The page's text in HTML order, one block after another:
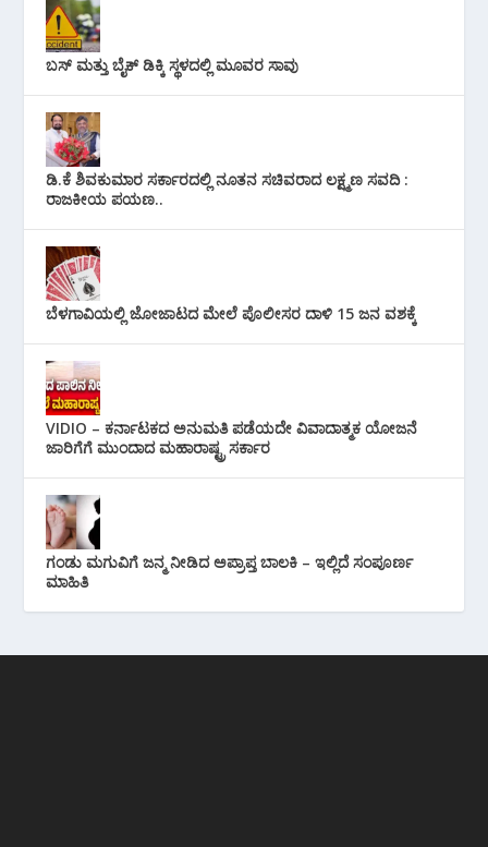
ಬಸ್ ಮತ್ತು ಬೈಕ್ ಡಿಕ್ಕಿ ಸ್ಥಳದಲ್ಲಿ ಮೂವರ ಸಾವು
ಡಿ.ಕೆ ಶಿವಕುಮಾರ ಸರ್ಕಾರದಲ್ಲಿ ನೂತನ ಸಚಿವರಾದ ಲಕ್ಷ್ಮಣ ಸವದಿ :
ರಾಜಕೀಯ ಪಯಣ..
ಬೆಳಗಾವಿಯಲ್ಲಿ ಜೋಜಾಟದ ಮೇಲೆ ಪೊಲೀಸರ ದಾಳಿ 15 ಜನ ವಶಕ್ಕೆ
VIDIO – ಕರ್ನಾಟಕದ ಅನುಮತಿ ಪಡೆಯದೇ ವಿವಾದಾತ್ಮಕ ಯೋಜನೆ
ಜಾರಿಗೆಗೆ ಮುಂದಾದ ಮಹಾರಾಷ್ಟ್ರ ಸರ್ಕಾರ
ಗಂಡು ಮಗುವಿಗೆ ಜನ್ಮ ನೀಡಿದ ಅಪ್ರಾಪ್ತ ಬಾಲಕಿ – ಇಲ್ಲಿದೆ ಸಂಪೂರ್ಣ
ಮಾಹಿತಿ